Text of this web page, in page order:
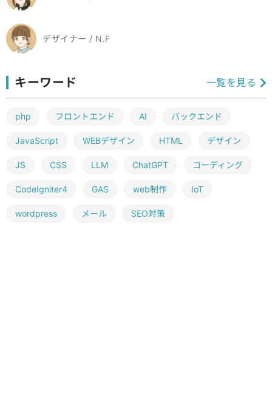
デザイナー / N.F
キーワード
php フロントエンド AI バックエンド
JavaScript WEBデザイン HTML デザイン
JS CSS LLM ChatGPT コーディング
CodeIgniter4 GAS web制作 IoT
wordpress メール SEO対策
一覧を見る